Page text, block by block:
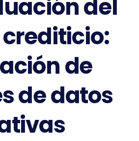
del
de
de datos